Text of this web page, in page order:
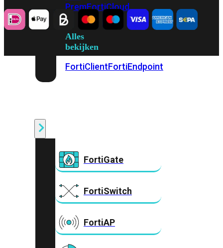
PremFortiCloud
Alles
bekijken
FortiClientFortiEndpoint
FortiGate
FortiSwitch
FortiAP